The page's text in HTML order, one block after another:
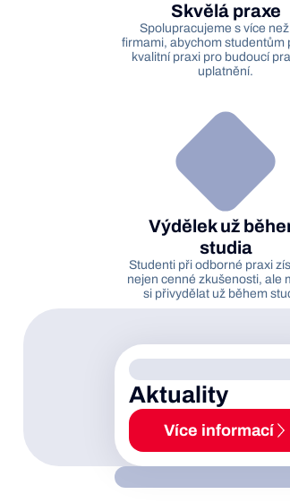
Skvělá praxe
Spolupracujeme s více
firmami, abychom studentům
kvalitní praxi pro budoucí
uplatnění.
Výdělek už
studia
Studenti při odborné praxi
nejen cenné zkušenosti, ale
si přivydělat už během
Aktuality
Více informací